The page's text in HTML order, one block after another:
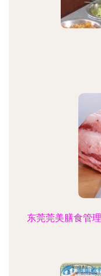
东莞莞美膳食管